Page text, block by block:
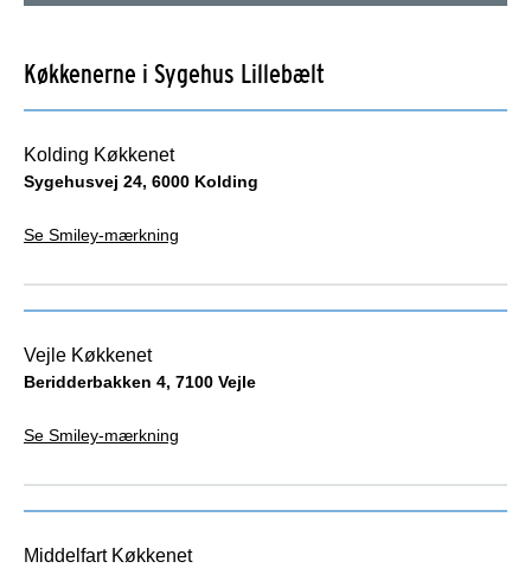
Køkkenerne i Sygehus Lillebælt
Kolding Køkkenet
Sygehusvej 24, 6000 Kolding
Se Smiley-mærkning
Vejle Køkkenet
Beridderbakken 4, 7100 Vejle
Se Smiley-mærkning
Middelfart Køkkenet